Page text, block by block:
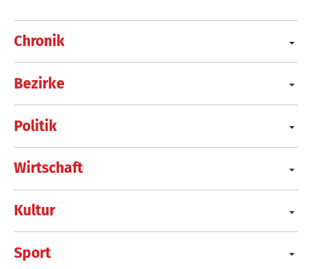
Chronik
Bezirke
Politik
Wirtschaft
Kultur
Sport